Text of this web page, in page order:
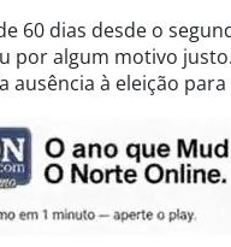
60 dias desde o
por algum motivo
ausência à eleição